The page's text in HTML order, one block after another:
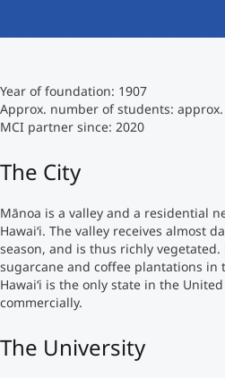
Forschung
Micro Degrees
Micro Credentials
Masterclasses
Management-Seminare
Technische Weiterbildung
Year of foundation: 1907
Approx. number of students: approx.
MCI partner since: 2020
The City
Mānoa is a valley and a residential
Hawaiʻi. The valley receives almost
season, and is thus richly
sugarcane and coffee plantations in
Hawaiʻi is the only state in the
commercially.
The University